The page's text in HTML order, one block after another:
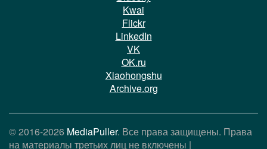
Kwai
Flickr
LinkedIn
VK
OK.ru
Xiaohongshu
Archive.org
© 2016-2026 MediaPuller. Все права защищены. Права
на материалы третьих лиц не включены |